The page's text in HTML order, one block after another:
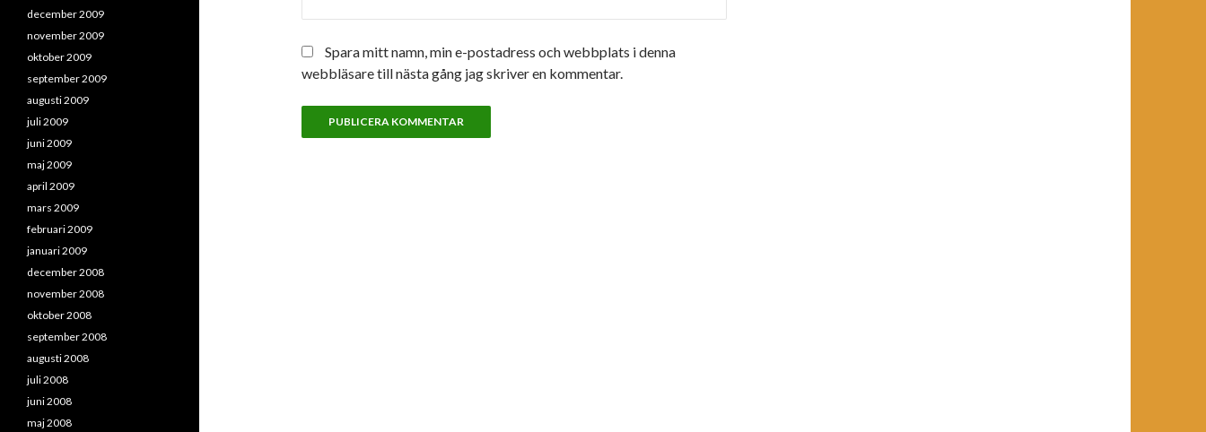
Spara mitt namn, min e-postadress och webbplats i denna
webbläsare till nästa gång jag skriver en kommentar.
december 2009
november 2009
oktober 2009
september 2009
augusti 2009
juli 2009
juni 2009
maj 2009
april 2009
mars 2009
februari 2009
januari 2009
december 2008
november 2008
oktober 2008
september 2008
augusti 2008
juli 2008
juni 2008
maj 2008